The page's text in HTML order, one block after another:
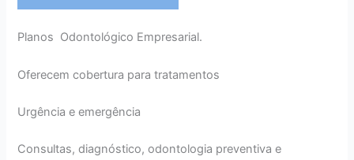
Planos Odontológico Empresarial.
Oferecem cobertura para tratamentos
Urgência e emergência
Consultas, diagnóstico, odontologia preventiva e